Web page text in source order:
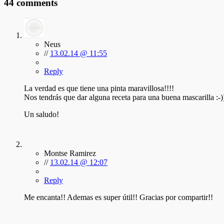
44 comments
Neus
// 13.02.14 @ 11:55
Reply
La verdad es que tiene una pinta maravillosa!!!!
Nos tendrás que dar alguna receta para una buena mascarilla :-
Un saludo!
Montse Ramirez
// 13.02.14 @ 12:07
Reply
Me encanta!! Ademas es super útil!! Gracias por compartir!!